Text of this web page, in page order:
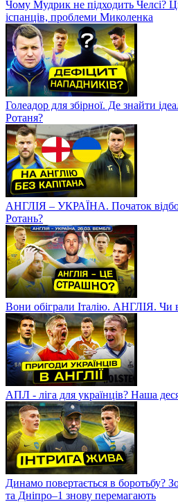
Чому Мудрик не підходить Челсі?
іспанців, проблеми Миколенка
Голеадор для збірної. Де знайти
Ротаня?
АНГЛІЯ – УКРАЇНА. Початок
Ротань?
Вони обіграли Італію. АНГЛІЯ. Чи
АПЛ - ліга для українців? Наша
Динамо повертається в боротьбу?
та Дніпро–1 знову перемагають